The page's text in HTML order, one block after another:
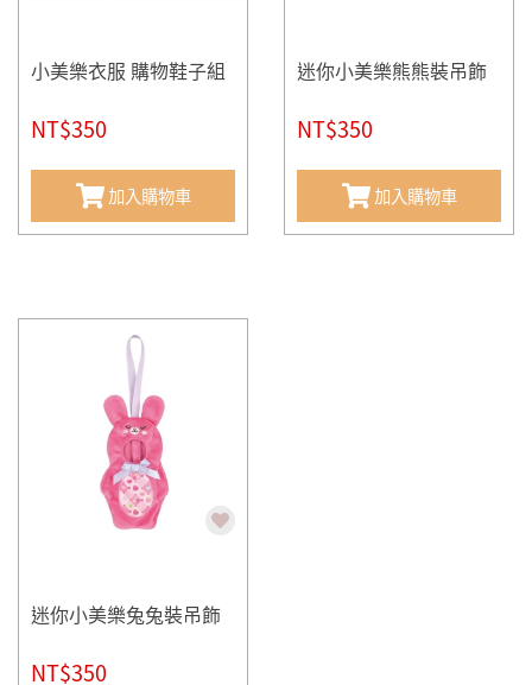
小美樂衣服 購物鞋子組
NT$350
加入購物車
迷你小美樂熊熊裝吊飾
NT$350
加入購物車
迷你小美樂兔兔裝吊飾
NT$350